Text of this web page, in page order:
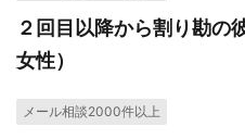
２回目以降から割り勘の
女性）
メール相談2000件以上